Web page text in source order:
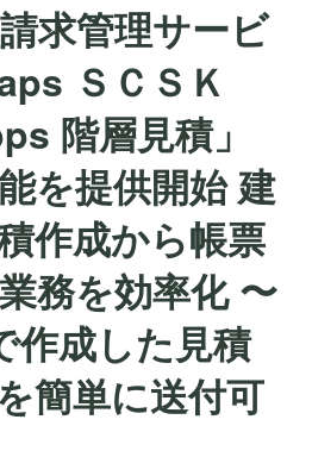
求管理サービ
ＳＣＳＫ
階層見積」
を提供開始 建
作成から帳票
務を効率化 〜
作成した見積
簡単に送付可